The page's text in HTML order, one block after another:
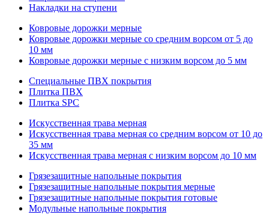
Накладки на ступени
Ковровые дорожки мерные
Ковровые дорожки мерные со средним ворсом от 5 до
10 мм
Ковровые дорожки мерные с низким ворсом до 5 мм
Специальные ПВХ покрытия
Плитка ПВХ
Плитка SPC
Искуccтвенная трава мерная
Искусственная трава мерная со средним ворсом от 10 до
35 мм
Искусственная трава мерная с низким ворсом до 10 мм
Грязезащитные напольные покрытия
Грязезащитные напольные покрытия мерные
Грязезащитные напольные покрытия готовые
Модульные напольные покрытия